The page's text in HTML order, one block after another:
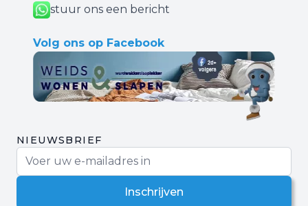
stuur ons een bericht
Volg ons op Facebook
NIEUWSBRIEF
Inschrijven